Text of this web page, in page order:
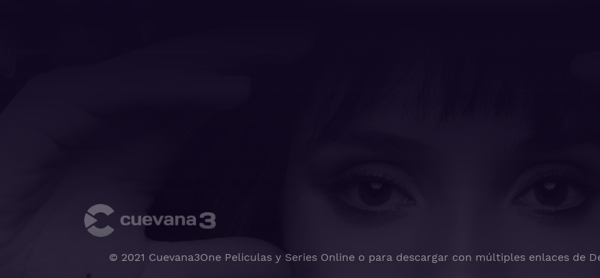
© 2021 Cuevana3One Peliculas y Series Online o para descargar con múltiples enlaces de